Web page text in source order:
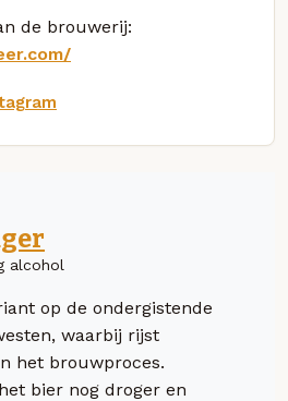
de brouwerij:
alcohol
op de ondergistende
waarbij rijst
het brouwproces.
bier nog droger en